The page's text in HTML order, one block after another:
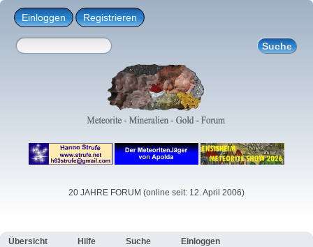
Einloggen Registrieren
20 JAHRE FORUM (online seit: 12. April 2006)
Übersicht Hilfe Suche Einloggen